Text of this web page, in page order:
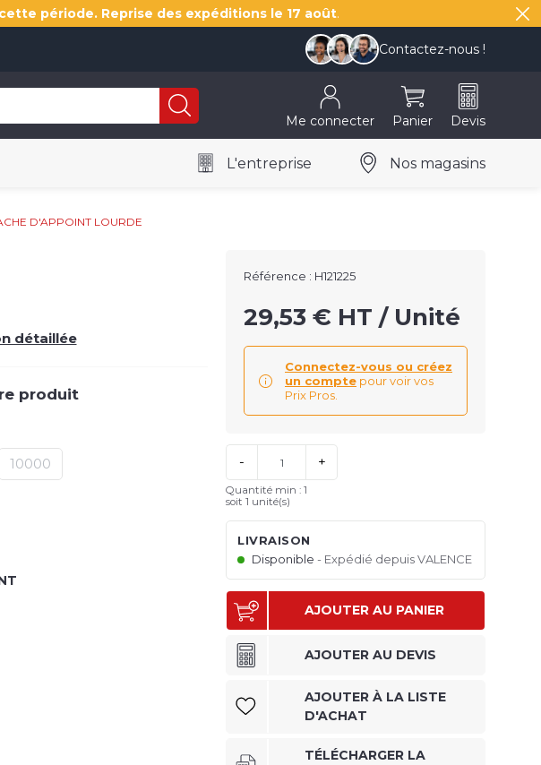
période. Reprise des expéditions le 17 août.
Contactez-nous !
Me connecter Panier Devis
L'entreprise Nos magasins
D'APPOINT LOURDE
détaillée
produit
10000
Référence : H121225
29,53 € HT / Unité
Connectez-vous ou créez
un compte pour voir vos
Prix Pros.
- +
Quantité min : 1
soit 1 unité(s)
LIVRAISON
Disponible
Expédié depuis VALENCE
AJOUTER AU PANIER
AJOUTER AU DEVIS
AJOUTER À LA LISTE
D'ACHAT
TÉLÉCHARGER LA